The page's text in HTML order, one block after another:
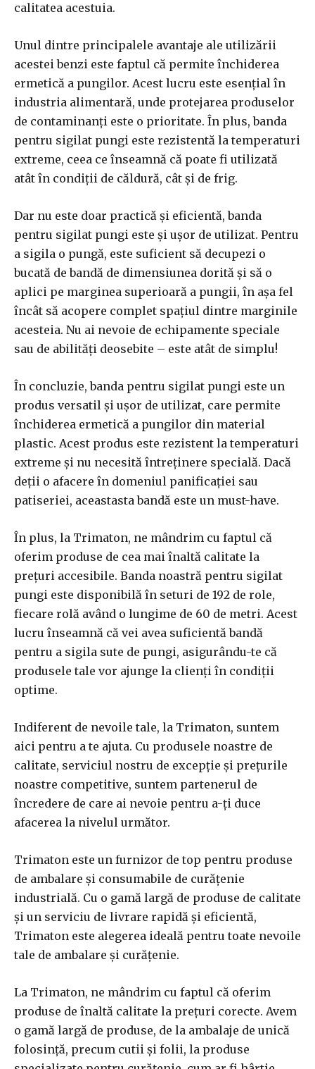
calitatea acestuia.
Unul dintre principalele avantaje ale utilizării
acestei benzi este faptul că permite închiderea
ermetică a pungilor. Acest lucru este esențial în
industria alimentară, unde protejarea produselor
de contaminanți este o prioritate. În plus, banda
pentru sigilat pungi este rezistentă la temperaturi
extreme, ceea ce înseamnă că poate fi utilizată
atât în condiții de căldură, cât și de frig.
Dar nu este doar practică și eficientă, banda
pentru sigilat pungi este și ușor de utilizat. Pentru
a sigila o pungă, este suficient să decupezi o
bucată de bandă de dimensiunea dorită și să o
aplici pe marginea superioară a pungii, în așa fel
încât să acopere complet spațiul dintre marginile
acesteia. Nu ai nevoie de echipamente speciale
sau de abilități deosebite – este atât de simplu!
În concluzie, banda pentru sigilat pungi este un
produs versatil și ușor de utilizat, care permite
închiderea ermetică a pungilor din material
plastic. Acest produs este rezistent la temperaturi
extreme și nu necesită întreținere specială. Dacă
deții o afacere în domeniul panificației sau
patiseriei, aceastasta bandă este un must-have.
În plus, la Trimaton, ne mândrim cu faptul că
oferim produse de cea mai înaltă calitate la
prețuri accesibile. Banda noastră pentru sigilat
pungi este disponibilă în seturi de 192 de role,
fiecare rolă având o lungime de 60 de metri. Acest
lucru înseamnă că vei avea suficientă bandă
pentru a sigila sute de pungi, asigurându-te că
produsele tale vor ajunge la clienți în condiții
optime.
Indiferent de nevoile tale, la Trimaton, suntem
aici pentru a te ajuta. Cu produsele noastre de
calitate, serviciul nostru de excepție și prețurile
noastre competitive, suntem partenerul de
încredere de care ai nevoie pentru a-ți duce
afacerea la nivelul următor.
Trimaton este un furnizor de top pentru produse
de ambalare și consumabile de curățenie
industrială. Cu o gamă largă de produse de calitate
și un serviciu de livrare rapidă și eficientă,
Trimaton este alegerea ideală pentru toate nevoile
tale de ambalare și curățenie.
La Trimaton, ne mândrim cu faptul că oferim
produse de înaltă calitate la prețuri corecte. Avem
o gamă largă de produse, de la ambalaje de unică
folosință, precum cutii și folii, la produse